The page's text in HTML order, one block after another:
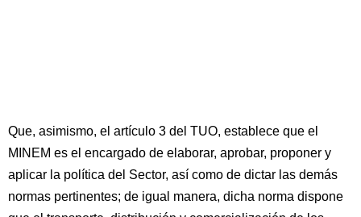
Que, asimismo, el artículo 3 del TUO, establece que el
MINEM es el encargado de elaborar, aprobar, proponer y
aplicar la política del Sector, así como de dictar las demás
normas pertinentes; de igual manera, dicha norma dispone